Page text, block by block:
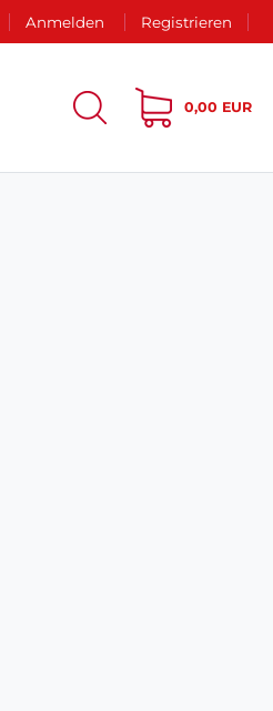
Anmelden Registrieren
0,00 EUR